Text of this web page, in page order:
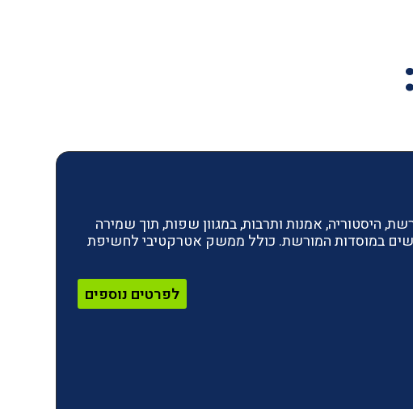
היסטוריה, אמנות ותרבות, במגוון שפות, תוך שמירה
במוסדות המורשת. כולל ממשק אטרקטיבי לחשיפת
לפרטים נוספים